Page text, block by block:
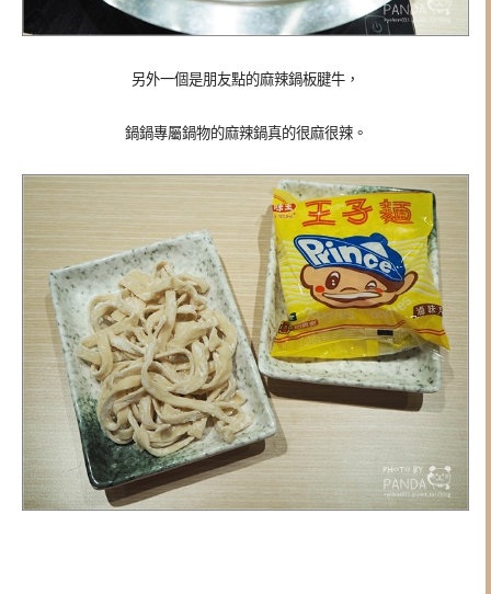
另外一個是朋友點的麻辣鍋板腱牛，
鍋鍋專屬鍋物的麻辣鍋真的很麻很辣。